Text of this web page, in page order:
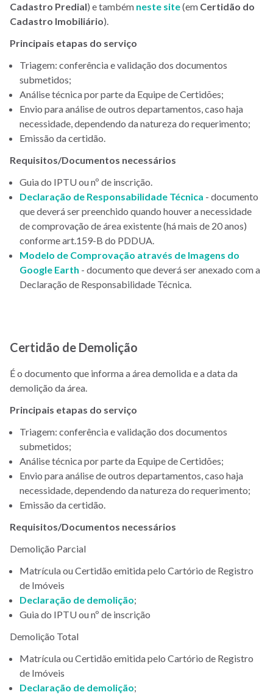
Cadastro Predial) e também neste site(em Certidão do
Cadastro Imobiliário).
Principais etapas do serviço
Triagem: conferência e validação dos documentos
submetidos;
Análise técnica por parte da Equipe de Certidões;
Envio para análise de outros departamentos, caso haja
necessidade, dependendo da natureza do requerimento;
Emissão da certidão.
Requisitos/Documentos necessários
Guia do IPTU ou nº de inscrição.
Declaração de Responsabilidade Técnica - documento
que deverá ser preenchido quando houver a necessidade
de comprovação de área existente (há mais de 20 anos)
conforme art.159-B do PDDUA.
Modelo de Comprovação através de Imagens do
Google Earth - documento que deverá ser anexado com a
Declaração de Responsabilidade Técnica.
Certidão de Demolição
É o documento que informa a área demolida e a data da
demolição da área.
Principais etapas do serviço
Triagem: conferência e validação dos documentos
submetidos;
Análise técnica por parte da Equipe de Certidões;
Envio para análise de outros departamentos, caso haja
necessidade, dependendo da natureza do requerimento;
Emissão da certidão.
Requisitos/Documentos necessários
Demolição Parcial
Matrícula ou Certidão emitida pelo Cartório de Registro
de Imóveis
Declaração de demolição;
Guia do IPTU ou nº de inscrição
Demolição Total
Matrícula ou Certidão emitida pelo Cartório de Registro
de Imóveis
Declaração de demolição;